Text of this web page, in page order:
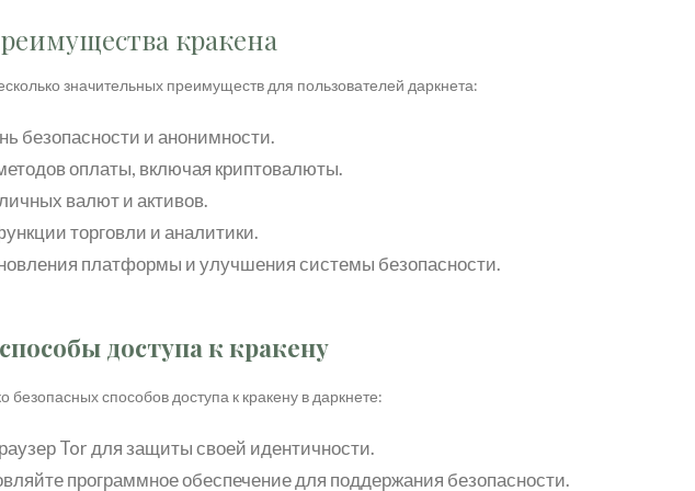
кракена
значительных преимуществ для пользователей даркнета:
безопасности и анонимности.
оплаты, включая криптовалюты.
валют и активов.
торговли и аналитики.
платформы и улучшения системы безопасности.
доступа к кракену
безопасных способов доступа к кракену в даркнете:
Tor для защиты своей идентичности.
программное обеспечение для поддержания безопасности.